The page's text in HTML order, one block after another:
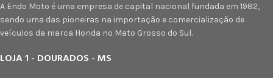
A Endo Moto é uma empresa de capital nacional fundada em 1982,
sendo uma das pioneiras na importação e comercialização de
veículos da marca Honda no Mato Grosso do Sul.
LOJA 1 - DOURADOS - MS